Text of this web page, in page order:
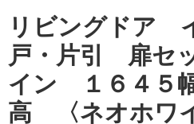
リビングドア
戸・片引 扉セ
イン １６４５
高 〈ネオホワ